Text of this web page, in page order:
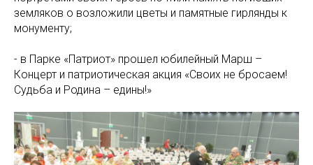
земляков о возложили цветы и памятные гирлянды к
монументу;
- в Парке «Патриот» прошел юбилейный Марш –
Концерт и патриотическая акция «Своих не бросаем!
Судьба и Родина – едины!»